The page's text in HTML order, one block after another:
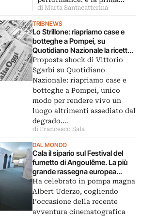
di Marta Santacatterina
TRIBNEWS
Lo Strillone: riapriamo case e
botteghe a Pompei, su
Quotidiano Nazionale la ricetta
di Vittorio Sgarbi contro il
degrado. E poi rischia la
chiusura il Museo del Ciclismo,
Hugo Pratt visto da Mino Milani,
gli Anni Settanta in mostra a
Roma…
Proposta shock di Vittorio
Sgarbi su Quotidiano
Nazionale: riapriamo case e
botteghe a Pompei, unico
modo per rendere vivo un
luogo altrimenti assediato dal
degrado.…
di Francesco Sala
DAL MONDO
Cala il sipario sul Festival del
fumetto di Angoulême. La più
grande rassegna europea
dedicata ai comics festeggia i
suoi primi quarant’anni. E dice
addio al direttore Benedict
Mouchart
Ha celebrato in pompa magna
Albert Uderzo, cogliendo
l’occasione della recente
avventura cinematografica